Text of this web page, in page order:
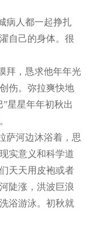
病人都一起挣扎
自己的身体。很
拜，恳求他年年光
伤。弥拉爽快地
星星年年初秋出
萨河边沐浴着，思
实意义和科学道
天天用皮袍或者
陡涨，洪波巨浪
浴游泳。初秋就